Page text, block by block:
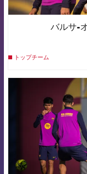
バルサ-
トップチーム